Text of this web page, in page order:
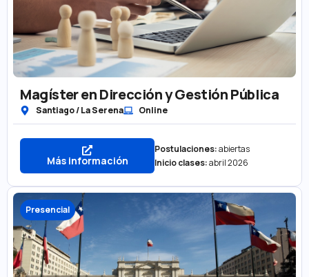
Magíster en Dirección y Gestión Pública
Santiago / La Serena Online
Más información
Postulaciones:abiertas
Inicio clases:abril 2026
Presencial